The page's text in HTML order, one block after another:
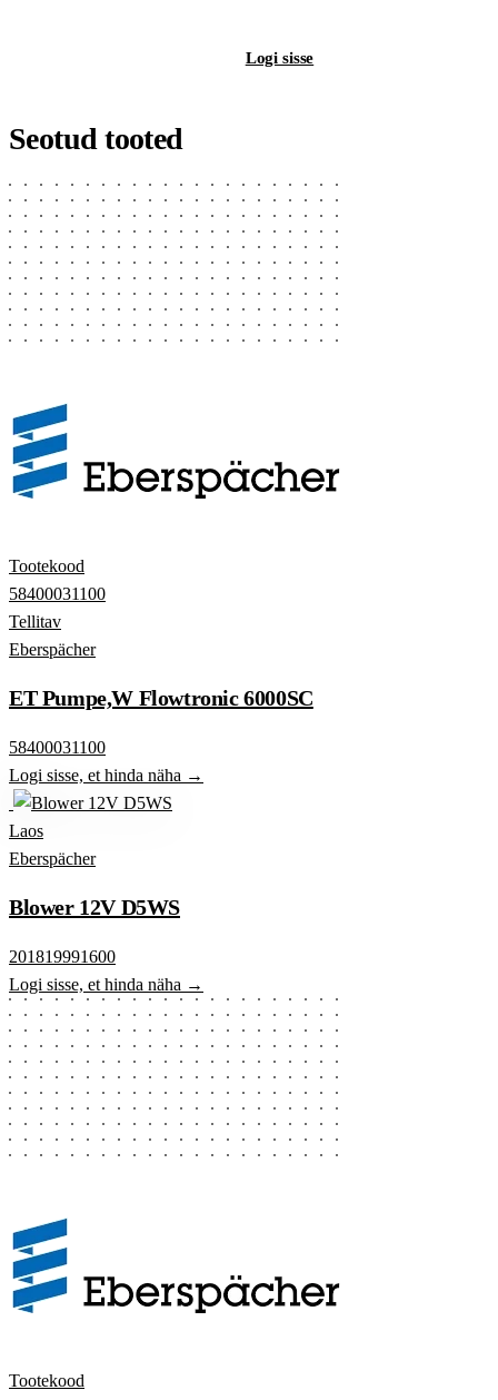
Logi sisse
Seotud tooted
Tootekood
58400031100
Tellitav
Eberspächer
ET Pumpe,W Flowtronic 6000SC
58400031100
Logi sisse, et hinda näha →
Laos
Eberspächer
Blower 12V D5WS
201819991600
Logi sisse, et hinda näha →
Tootekood